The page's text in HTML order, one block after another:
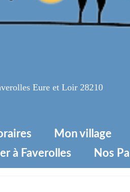
Eure et Loir 28210
Mon village
à Faverolles Nos